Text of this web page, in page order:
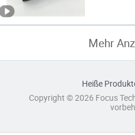
Mehr
Heiße
Copyright © 2026 Focus